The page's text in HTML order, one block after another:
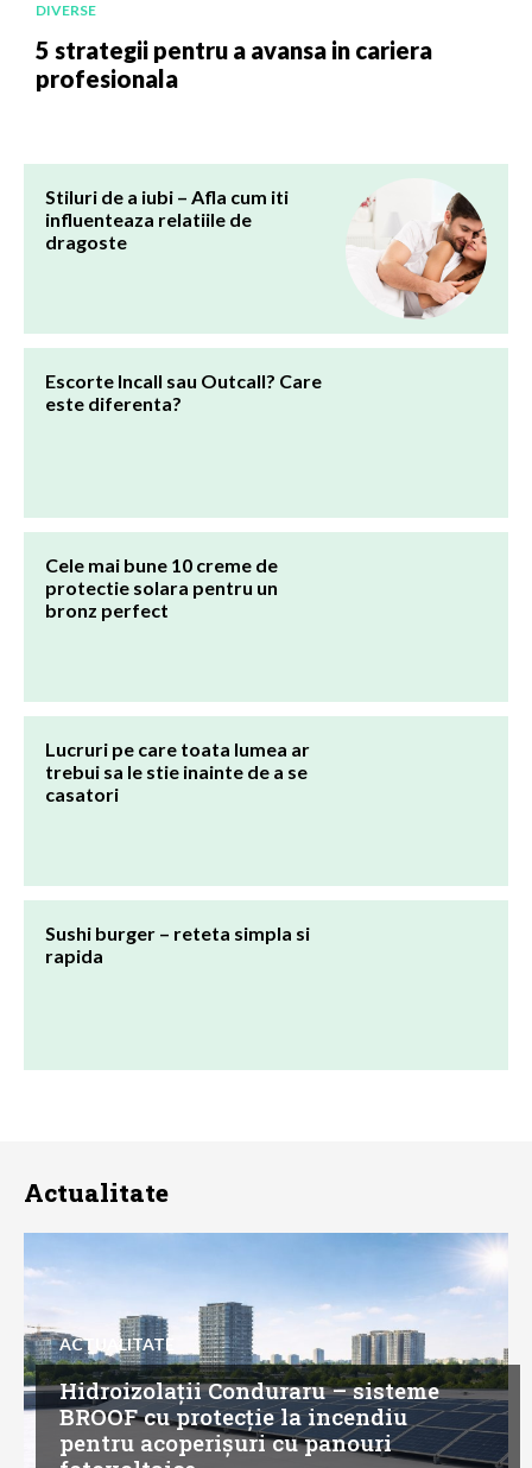
DIVERSE
5 strategii pentru a avansa in cariera
profesionala
Stiluri de a iubi – Afla cum iti
influenteaza relatiile de
dragoste
Escorte Incall sau Outcall? Care
este diferenta?
Cele mai bune 10 creme de
protectie solara pentru un
bronz perfect
Lucruri pe care toata lumea ar
trebui sa le stie inainte de a se
casatori
Sushi burger – reteta simpla si
rapida
Actualitate
ACTUALITATE
Hidroizolații Conduraru – sisteme
BROOF cu protecție la incendiu
pentru acoperișuri cu panouri